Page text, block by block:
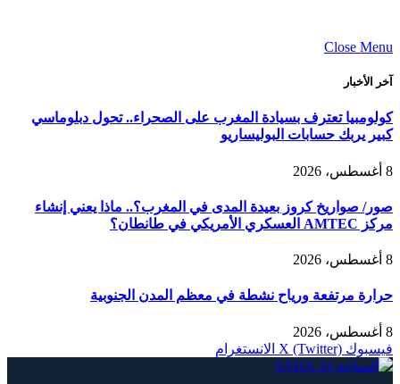
Close Menu
آخر الأخبار
كولومبيا تعترف بسيادة المغرب على الصحراء.. تحول دبلوماسي
كبير يربك حسابات البوليساريو
8 أغسطس، 2026
صور/ صواريخ كروز بعيدة المدى في المغرب؟.. ماذا يعني إنشاء
مركز AMTEC العسكري الأمريكي في طانطان؟
8 أغسطس، 2026
حرارة مرتفعة ورياح نشطة في معظم المدن الجنوبية
8 أغسطس، 2026
فيسبوك X (Twitter) الانستغرام